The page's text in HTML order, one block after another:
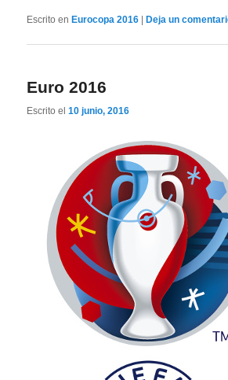
Escrito en Eurocopa 2016 |Deja un
Euro 2016
Escrito el10 junio, 2016